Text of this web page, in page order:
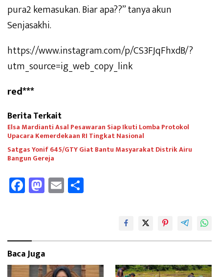
pura2 kemasukan. Biar apa??” tanya akun
Senjasakhi.
https://www.instagram.com/p/CS3FJqFhxdB/?
utm_source=ig_web_copy_link
red***
Berita Terkait
Elsa Mardianti Asal Pesawaran Siap Ikuti Lomba Protokol
Upacara Kemerdekaan RI Tingkat Nasional
Satgas Yonif 645/GTY Giat Bantu Masyarakat Distrik Airu
Bangun Gereja ‎
Fa
ce
k
M
as
o
n
E
m
Baca Juga